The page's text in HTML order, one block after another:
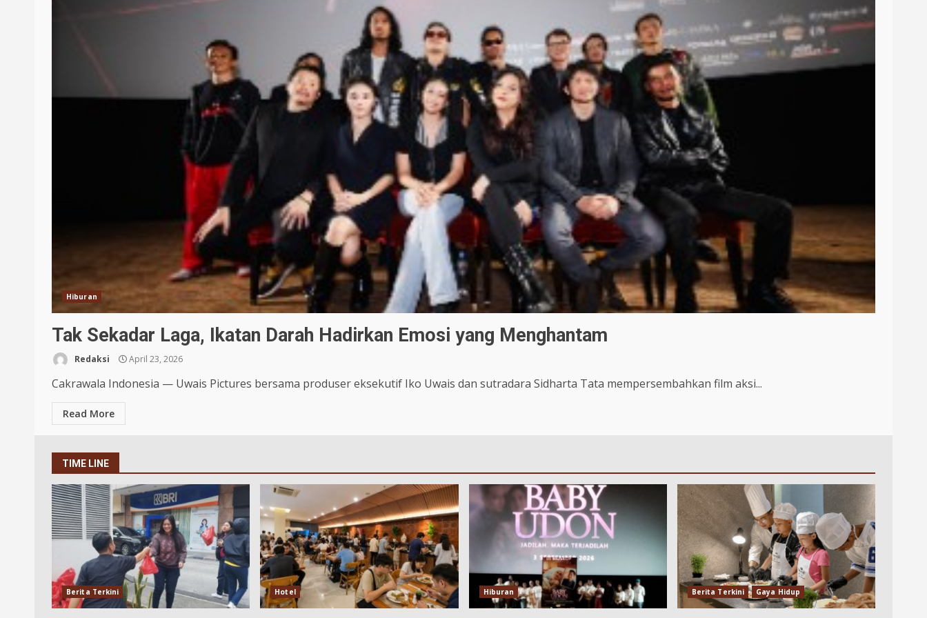
Hiburan
Tak Sekadar Laga, Ikatan Darah Hadirkan Emosi yang Menghantam
Redaksi April 23, 2026
Cakrawala Indonesia — Uwais Pictures bersama produser eksekutif Iko Uwais dan sutradara Sidharta Tata mempersembahkan film aksi...
Read More
TIME LINE
Berita Terkini Hotel Hiburan Berita Terkini Gaya Hidup